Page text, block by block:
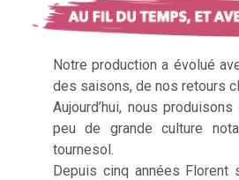
Notre production a évolué
des saisons, de nos retours
Aujourd’hui, nous
peu de grande culture
tournesol.
Depuis cinq années Florent